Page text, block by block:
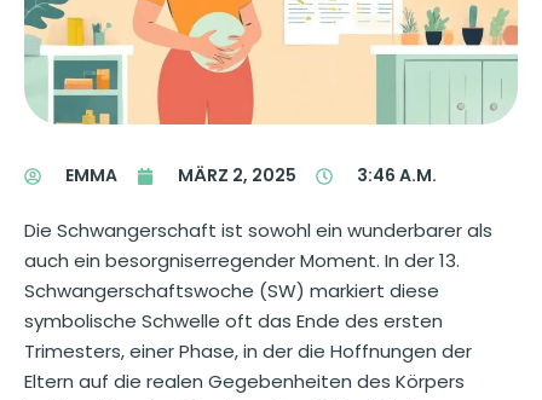
EMMA MÄRZ 2, 2025 3:46 A.M.
Die Schwangerschaft ist sowohl ein wunderbarer als
auch ein besorgniserregender Moment. In der 13.
Schwangerschaftswoche (SW) markiert diese
symbolische Schwelle oft das Ende des ersten
Trimesters, einer Phase, in der die Hoffnungen der
Eltern auf die realen Gegebenheiten des Körpers